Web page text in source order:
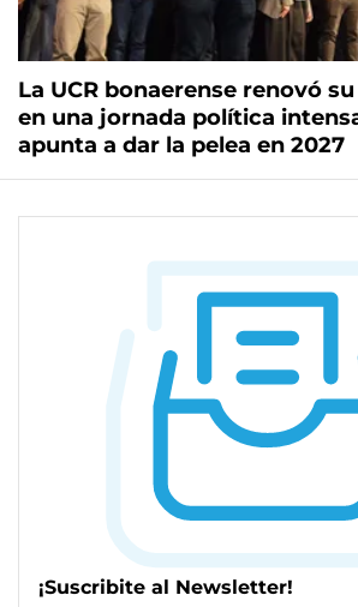
La UCR bonaerense renovó
en una jornada política
apunta a dar la pelea en 2027
¡Suscribite al Newsletter!